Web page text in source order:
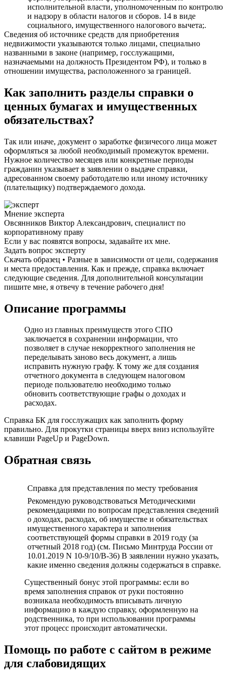
исполнительной власти, уполномоченным по контролю
и надзору в области налогов и сборов. 14 в виде
социального, имущественного налогового вычета;.
Сведения об источнике средств для приобретения
недвижимости указываются только лицами, специально
названными в законе (например, госслужащими,
назначаемыми на должность Президентом РФ), и только в
отношении имущества, расположенного за границей.
Как заполнить разделы справки о
ценных бумагах и имущественных
обязательствах?
Так или иначе, документ о заработке физичесого лица может
оформляться за любой необходимый промежуток времени.
Нужное количество месяцев или конкретные периоды
гражданин указывает в заявлении о выдаче справки,
адресованном своему работодателю или иному источнику
(плательщику) подтверждаемого дохода.
Мнение эксперта
Овсянников Виктор Александрович, специалист по
корпоративному праву
Если у вас появятся вопросы, задавайте их мне.
Задать вопрос эксперту
Скачать образец • Разные в зависимости от цели, содержания
и места предоставления. Как и прежде, справка включает
следующие сведения. Для дополнительной консультации
пишите мне, я отвечу в течение рабочего дня!
Описание программы
Одно из главных преимуществ этого СПО
заключается в сохранении информации, что
позволяет в случае некорректного заполнения не
переделывать заново весь документ, а лишь
исправить нужную графу. К тому же для создания
отчетного документа в следующем налоговом
периоде пользователю необходимо только
обновить соответствующие графы о доходах и
расходах.
Справка БК для госслужащих как заполнить форму
правильно. Для прокутки страницы вверх вниз используйте
клавиши PageUp и PageDown.
Обратная связь
Справка для представления по месту требования
Рекомендую руководствоваться Методическими
рекомендациями по вопросам представления сведений
о доходах, расходах, об имуществе и обязательствах
имущественного характера и заполнения
соответствующей формы справки в 2019 году (за
отчетный 2018 год) (см. Письмо Минтруда России от
10.01.2019 N 10-9/10/В-36) В заявлении нужно указать,
какие именно сведения должны содержаться в справке.
Существенный бонус этой программы: если во
время заполнения справок от руки постоянно
возникала необходимость вписывать личную
информацию в каждую справку, оформленную на
родственника, то при использовании программы
этот процесс происходит автоматически.
Помощь по работе с сайтом в режиме
для слабовидящих